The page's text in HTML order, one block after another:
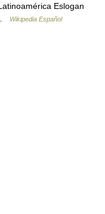
Eslogan
Wikipedia Español